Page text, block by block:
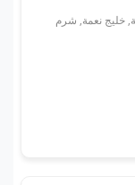
خليج نعمة, شرم